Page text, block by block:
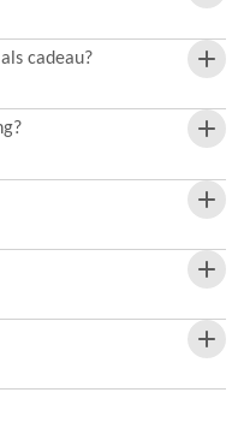
cadeau?